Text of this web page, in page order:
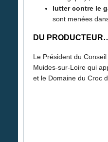
lutter contre le
sont menées
DU
Le Président du
Muides-sur-Loire qui
et le Domaine du Croc